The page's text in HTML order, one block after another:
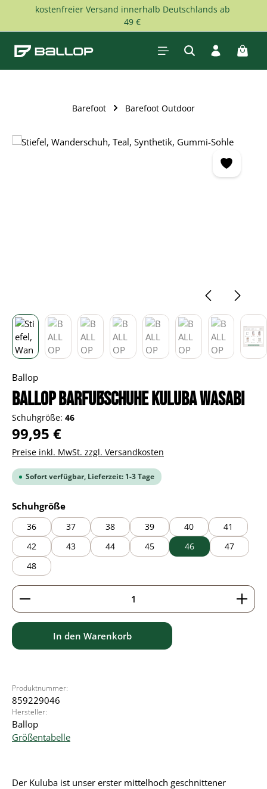
Zum Hauptinhalt springen
kostenfreier Versand innerhalb Deutschlands ab
49 €
Barefoot Barefoot Outdoor
Bildergalerie überspringen
Ballop
BALLOP Barfußschuhe Kuluba wasabi
Schuhgröße: 46
Regulärer Preis:
99,95 €
Preise inkl. MwSt. zzgl. Versandkosten
Sofort verfügbar, Lieferzeit: 1-3 Tage
Schuhgrößeauswählen
36 37 38 39 40
41
42
43 44 45 46
47
48
Produkt Anzahl: Gib den gewünschten Wert ein
In den Warenkorb
Produktnummer:
859229046
Hersteller:
Ballop
Größentabelle
Der Kuluba ist unser erster mittelhoch geschnittener